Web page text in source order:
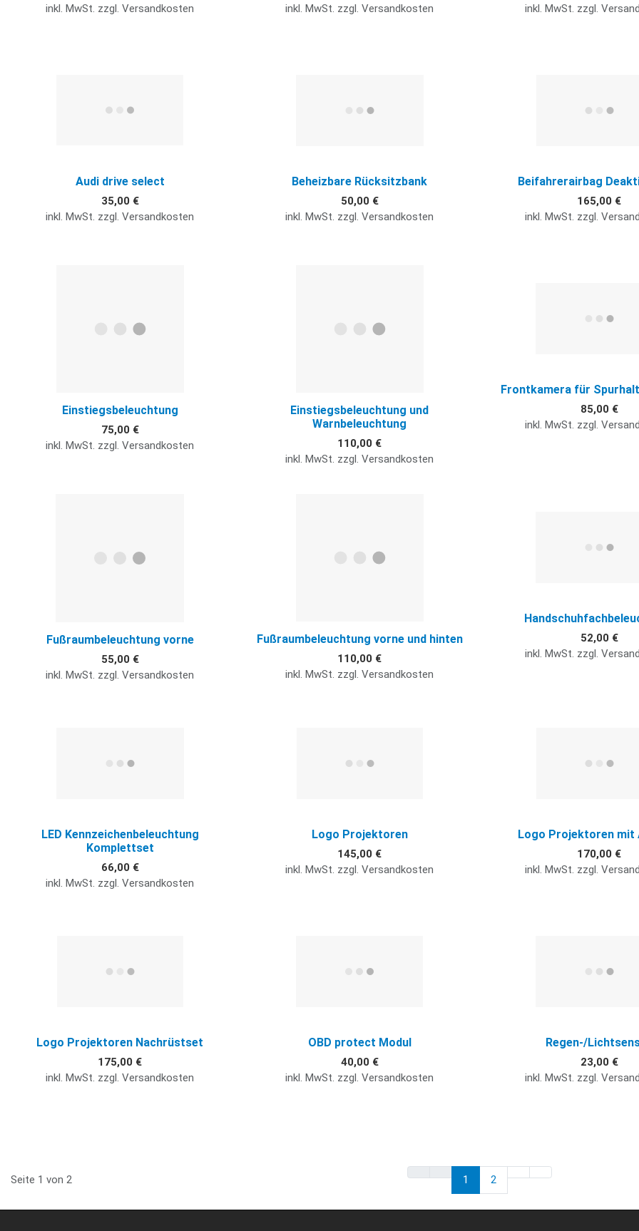
inkl. MwSt. zzgl. Versandkosten
inkl. MwSt. zzgl. Versandkosten
inkl. MwSt. zzgl.
Audi drive select
35,00 €
inkl. MwSt. zzgl. Versandkosten
Beheizbare Rücksitzbank
50,00 €
inkl. MwSt. zzgl. Versandkosten
Beifahrerairbag
165,00 €
inkl. MwSt. zzgl.
Einstiegsbeleuchtung
75,00 €
inkl. MwSt. zzgl. Versandkosten
Einstiegsbeleuchtung und
Warnbeleuchtung
110,00 €
inkl. MwSt. zzgl. Versandkosten
Frontkamera für
85,00 €
inkl. MwSt. zzgl.
Fußraumbeleuchtung vorne
55,00 €
inkl. MwSt. zzgl. Versandkosten
Fußraumbeleuchtung vorne und hinten
110,00 €
inkl. MwSt. zzgl. Versandkosten
52,00 €
inkl. MwSt. zzgl.
LED Kennzeichenbeleuchtung
Komplettset
66,00 €
inkl. MwSt. zzgl. Versandkosten
Logo Projektoren
145,00 €
inkl. MwSt. zzgl. Versandkosten
Logo Projektoren mit
170,00 €
inkl. MwSt. zzgl.
Logo Projektoren Nachrüstset
175,00 €
inkl. MwSt. zzgl. Versandkosten
OBD protect Modul
40,00 €
inkl. MwSt. zzgl. Versandkosten
Regen-/
23,00 €
inkl. MwSt. zzgl.
Seite 1 von 2 1 2